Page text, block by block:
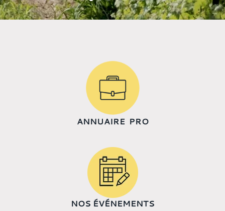
ANNUAIRE PRO
NOS ÉVÉNEMENTS